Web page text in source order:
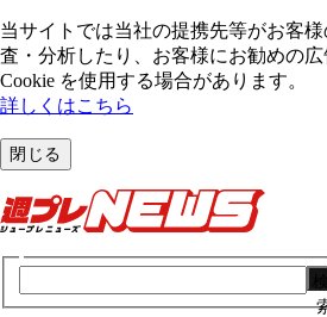
当サイトでは当社の提携先等がお客
査・分析したり、お客様にお勧めの
Cookie を使⽤する場合があります。
詳しくはこちら
閉じる